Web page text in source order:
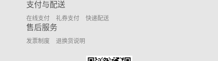
支付与配送
在线支付 礼券支付 快递配送
售后服务
发票制度 退换货说明